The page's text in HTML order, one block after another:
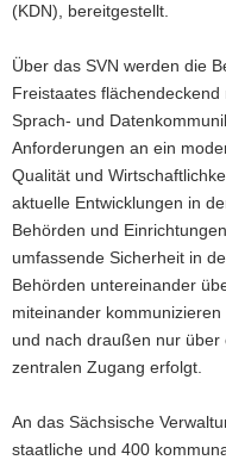
(KDN), bereitgestellt.
Über das SVN werden die
Freistaates
Sprach- und
Anforderungen an ein
Qualität und
aktuelle Entwicklungen in
Behörden und
umfassende Sicherheit in
Behörden untereinander
miteinander
und nach draußen nur
zentralen Zugang erfolgt.
An das Sächsische
staatliche und 400